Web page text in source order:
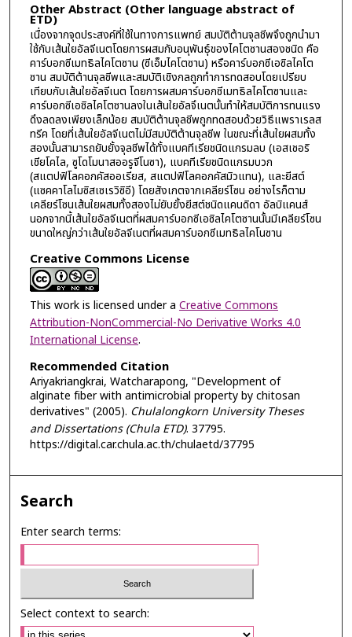
Other Abstract (Other language abstract of
ETD)
เนื่องจากจุดประสงค์ที่ใช้ในทางการแพทย์ สมบัติต้านจุลชีพจึงถูกนำมา
ใช้กับเส้นใยอัลจีเนตโดยการผสมกับอนุพันธุ์ของไคโตซานสองชนิด คือ
คาร์บอกซีเมทธิลไคโตซาน (ซีเอ็มไคโตซาน) หรือคาร์บอกซีเอซิลไคโต
ซาน สมบัติต้านจุลชีพและสมบัติเชิงกลถูกทำการทดสอบโดยเปรียบ
เทียบกับเส้นใยอัลจีเนต โดยการผสมคาร์บอกซีเมทธิลไคโตซานและ
คาร์บอกซีเอซิลไคโตซานลงในเส้นใยอัลจึเนตนั้นทำให้สมบัติการทนแรง
ดึงลดลงเพียงเล็กน้อย สมบัติต้านจุลชีพถูกทดสอบด้วยวิธีแพราเรลส
ทรีค โดยที่เส้นใยอัลจีเนตไม่มีสมบัติต้านจุลชีพ ในขณะที่เส้นใยผสมทั้ง
สองนั้นสามารถยับยั้งจุลชีพได้ทั้งแบคทีเรียชนิดแกรมลบ (เอสเชอริ
เชียโคไล, ซูโดโมนาสออรูจีโนซา), แบคทีเรียชนิดแกรมบวก
(สแตปฟิโลคอกคัสออเรียส, สแตปฟิโลคอกคัสมิวแทน), และยีสต์
(แซคคาโลไมซิสเซเรวิซิอี) โดยสังเกตจากเคลียร์โซน อย่างไรก็ตาม
เคลียร์โซนเส้นใยผสมทั้งสองไม่ยับยั้งยีสต์ชนิดแคนดิดา อัลบิแคนส์
นอกจากนี้เส้นใยอัลจีเนตที่ผสมคาร์บอกซีเอซิลไคโตซานนั้นมีเคลียร์โซน
ขนาดใหญ่กว่าเส้นใยอัลจีเนตที่ผสมคาร์บอกซีเมทธิลไคโนซาน
Creative Commons License
This work is licensed under a Creative Commons
Attribution-NonCommercial-No Derivative Works 4.0
International License.
Recommended Citation
Ariyakriangkrai, Watcharapong, "Development of
alginate fiber with antimicrobial property by chitosan
derivatives" (2005). Chulalongkorn University Theses
and Dissertations (Chula ETD). 37795.
https://digital.car.chula.ac.th/chulaetd/37795
Search
Enter search terms:
Select context to search: